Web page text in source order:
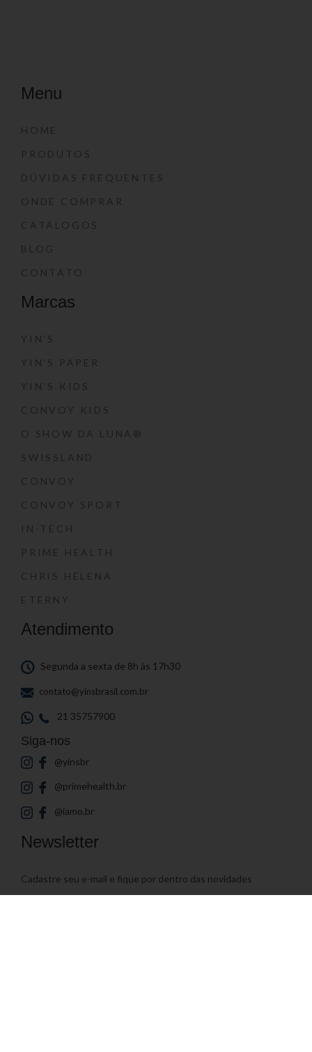
Menu
HOME
PRODUTOS
DÚVIDAS FREQUENTES
ONDE COMPRAR
CATÁLOGOS
BLOG
CONTATO
Marcas
YIN’S
YIN’S PAPER
YIN’S KIDS
CONVOY KIDS
O SHOW DA LUNA®
SWISSLAND
CONVOY
CONVOY SPORT
IN-TECH
PRIME HEALTH
CHRIS HELENA
ETERNY
Atendimento
Segunda a sexta de 8h às 17h30
contato@yinsbrasil.com.br
21 35757900
Siga-nos
@yinsbr
@primehealth.br
@iamo.br
Newsletter
Cadastre seu e-mail e fique por dentro das novidades
Endereço de E-mail